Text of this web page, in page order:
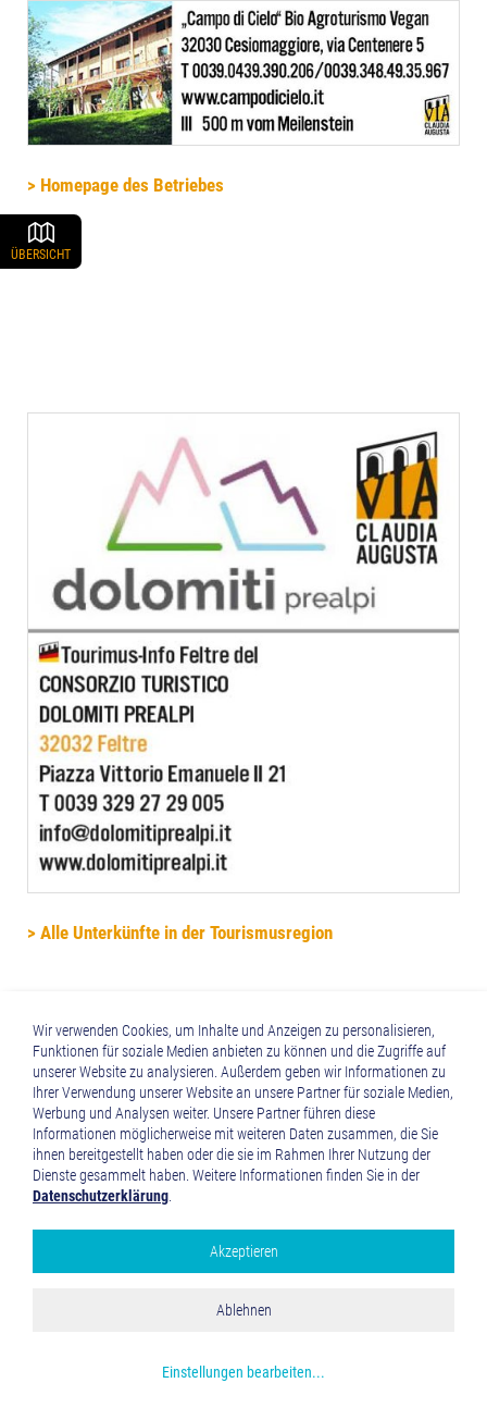
> Homepage des Betriebes
ÜBERSICHT
> Alle Unterkünfte in der Tourismusregion
NEWS VIA CLAUDIA AUGUSTA
... machen die Via Claudia Augusta zum leichtesten
Google Analytics
Wir verwenden Cookies, um Inhalte und Anzeigen zu personalisieren,
Funktionen für soziale Medien anbieten zu können und die Zugriffe auf
unserer Website zu analysieren. Außerdem geben wir Informationen zu
Ihrer Verwendung unserer Website an unsere Partner für soziale Medien,
Werbung und Analysen weiter. Unsere Partner führen diese
Informationen möglicherweise mit weiteren Daten zusammen, die Sie
ihnen bereitgestellt haben oder die sie im Rahmen Ihrer Nutzung der
Dienste gesammelt haben. Weitere Informationen finden Sie in der
Datenschutzerklärung
Einstellungen bearbeiten...
Ablehnen
Akzeptieren